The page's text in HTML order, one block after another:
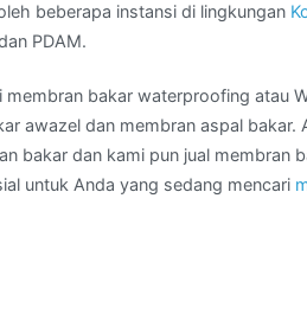
beberapa instansi di lingkungan
PDAM.
membran bakar waterproofing atau
awazel dan membran aspal
bakar dan kami pun jual membran
untuk Anda yang sedang mencari